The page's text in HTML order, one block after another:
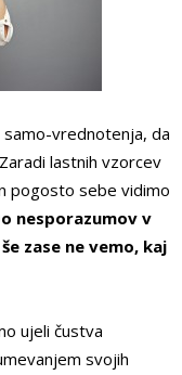
vrednotenja, da
lastnih vzorcev
pogosto sebe vidimo
nesporazumov v
zase ne vemo, kaj
ujeli čustva
svojih